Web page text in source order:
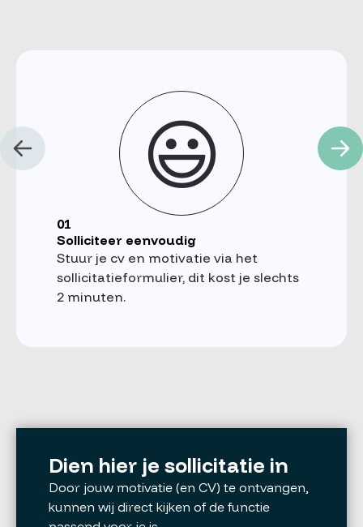
😃
01
Solliciteer eenvoudig
Stuur je cv en motivatie via het
sollicitatieformulier, dit kost je slechts
2 minuten.
Dien hier je sollicitatie in
Door jouw motivatie (en CV) te ontvangen,
kunnen wij direct kijken of de functie